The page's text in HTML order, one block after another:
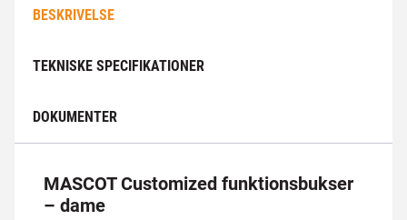
BESKRIVELSE
TEKNISKE SPECIFIKATIONER
DOKUMENTER
MASCOT Customized funktionsbukser
– dame